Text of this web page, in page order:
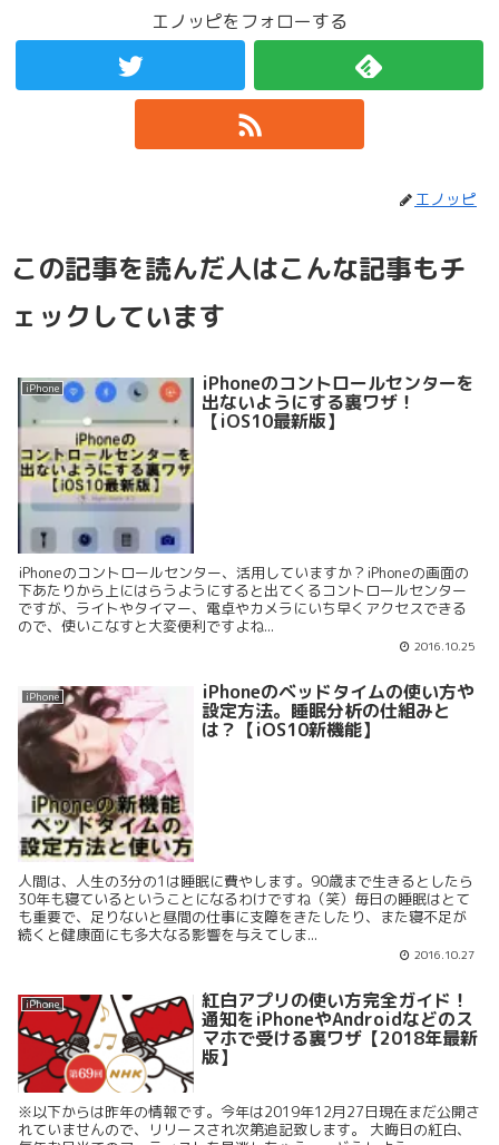
エノッピをフォローする
エノッピ
この記事を読んだ人はこんな記事もチ
ェックしています
iPhone iPhoneのコントロールセンターを
出ないようにする裏ワザ！
【iOS10最新版】
iPhoneのコントロールセンター、活用していますか？iPhoneの画面の
下あたりから上にはらうようにすると出てくるコントロールセンター
ですが、ライトやタイマー、電卓やカメラにいち早くアクセスできる
ので、使いこなすと大変便利ですよね...
2016.10.25
iPhone iPhoneのベッドタイムの使い方や
設定方法。睡眠分析の仕組みと
は？【iOS10新機能】
人間は、人生の3分の1は睡眠に費やします。90歳まで生きるとしたら
30年も寝ているということになるわけですね（笑）毎日の睡眠はとて
も重要で、足りないと昼間の仕事に支障をきたしたり、また寝不足が
続くと健康面にも多大なる影響を与えてしま...
2016.10.27
iPhone 紅白アプリの使い方完全ガイド！
通知をiPhoneやAndroidなどのス
マホで受ける裏ワザ【2018年最新
版】
※以下からは昨年の情報です。今年は2019年12月27日現在まだ公開さ
れていませんので、リリースされ次第追記致します。 大晦日の紅白、